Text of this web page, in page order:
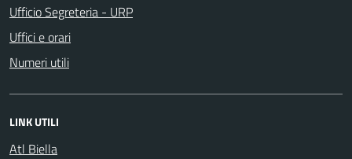
Ufficio Segreteria - URP
Uffici e orari
Numeri utili
LINK UTILI
Atl Biella